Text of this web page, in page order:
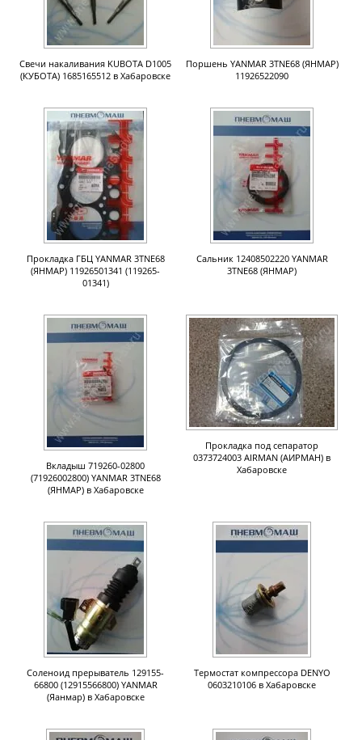
Свечи накаливания KUBOTA D1005
(КУБОТА) 1685165512 в Хабаровске
Поршень YANMAR 3TNE68 (ЯНМАР)
11926522090
Прокладка ГБЦ YANMAR 3TNE68
(ЯНМАР) 11926501341 (119265-
01341)
Сальник 12408502220 YANMAR
3TNE68 (ЯНМАР)
Вкладыш 719260-02800
(71926002800) YANMAR 3TNE68
(ЯНМАР) в Хабаровске
Прокладка под сепаратор
0373724003 AIRMAN (АИРМАН) в
Хабаровске
Соленоид прерыватель 129155-
66800 (12915566800) YANMAR
(Яанмар) в Хабаровске
Термостат компрессора DENYO
0603210106 в Хабаровске